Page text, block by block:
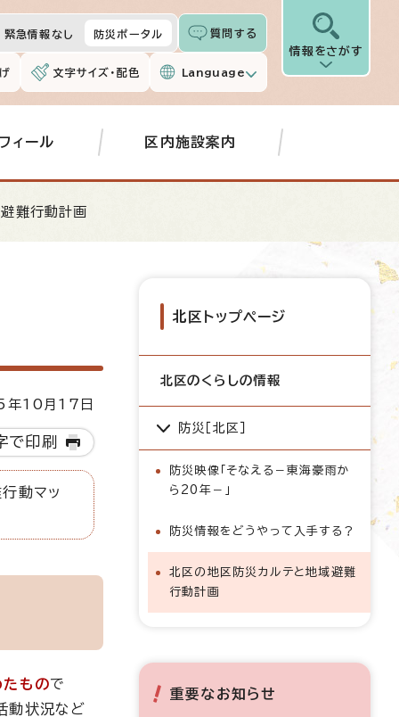
緊急情報なし 防災ポータル 質問する
文字サイズ・配色 Language
情報をさがす
ィール 区内施設案内
難行動計画
10月17日
で印刷
動マッ
たもので
動状況など
北区トップページ
北区のくらしの情報
防災［北区］
防災映像「そなえる－東海豪雨か
ら20年－」
防災情報をどうやって入手する？
北区の地区防災カルテと地域避難
行動計画
重要なお知らせ